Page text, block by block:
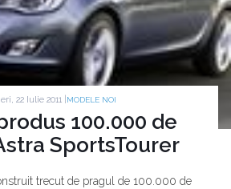
22 Iulie 2011 | MODELE NOI
100.000 de
SportsTourer
trecut de pragul de 100.000 de